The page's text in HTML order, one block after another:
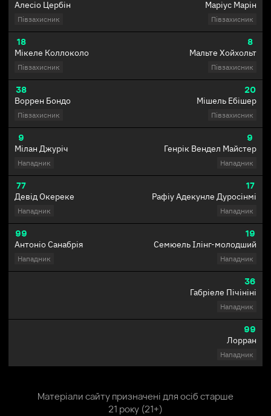
Алесіо Цербін
Півзахисник
18
Мікеле Коллоколо
Півзахисник
38
Воррен Бондо
Півзахисник
9
Мілан Джуріч
Нападник
77
Девід Окереке
Нападник
99
Антоніо Санабрія
Нападник
Маріус Марін
Півзахисник
8
Мальте Хойхольт
Півзахисник
20
Мішель Ебішер
Півзахисник
9
Генрік Вендел Майстер
Нападник
17
Рафіу Адекунле Дуросінмі
Нападник
19
Семюель Ілінг-молодший
Нападник
36
Габріеле Пічініні
Нападник
99
Лорран
Нападник
Матеріали сайту призначені для осіб старше
21 року (21+)